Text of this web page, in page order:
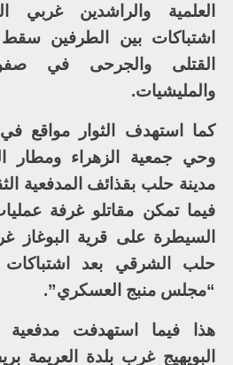
العلمية والراشدين
اشتباكات بين الطرفين
القتلى والجرحى في
والمليشيات.
كما استهدف الثوار مواقع في
وحي جمعية الزهراء ومطار
مدينة حلب بقذائف المدفعية
فيما تمكن مقاتلو غرفة
السيطرة على قرية البوغاز
حلب الشرقي بعد اشتباكات
“مجلس منبج العسكري”.
هذا فيما استهدفت مدفعية
البويهيج غرب بلدة العريمة